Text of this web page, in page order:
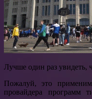
Лучше один раз увидеть,
Пожалуй, это
провайдера программ